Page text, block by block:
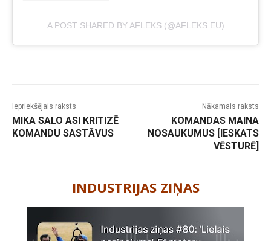
A POST SHARED BY AFLEKS (@AFLEKS.EU)
Iepriekšējais raksts
MIKA SALO ASI KRITIZĒ
KOMANDU SASTĀVUS
Nākamais raksts
KOMANDAS MAINA
NOSAUKUMUS [IESKATS
VĒSTURĒ]
INDUSTRIJAS ZIŅAS